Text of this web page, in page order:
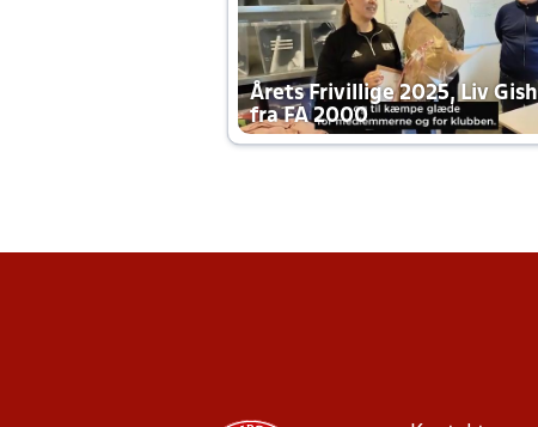
Årets Frivillige 2025, Liv Gish
fra FA 2000